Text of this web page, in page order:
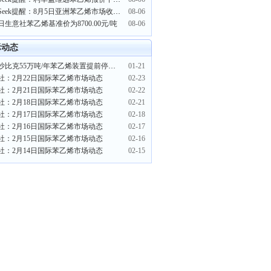
PriceSeek提醒：8月5日亚洲苯乙烯市场收盘下跌
08-06
生意社苯乙烯基准价为8700.00元/吨
08-06
态
沙特沙比克55万吨/年苯乙烯装置提前停车检修
01-21
：2月22日国际苯乙烯市场动态
02-23
：2月21日国际苯乙烯市场动态
02-22
：2月18日国际苯乙烯市场动态
02-21
：2月17日国际苯乙烯市场动态
02-18
：2月16日国际苯乙烯市场动态
02-17
：2月15日国际苯乙烯市场动态
02-16
：2月14日国际苯乙烯市场动态
02-15